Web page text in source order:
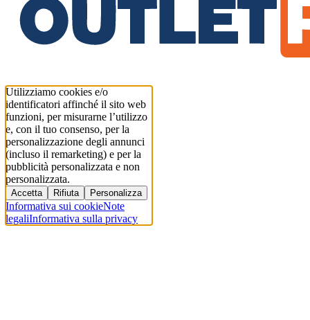
Utilizziamo cookies e/o
identificatori affinché il sito web
funzioni, per misurarne l’utilizzo
e, con il tuo consenso, per la
personalizzazione degli annunci
(incluso il remarketing) e per la
pubblicità personalizzata e non
personalizzata.
Accetta Rifiuta Personalizza
Informativa sui cookieNote
legaliInformativa sulla privacy